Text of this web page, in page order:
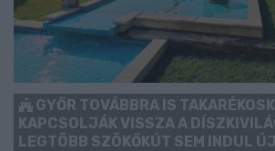
GYŐR TOVÁBBRA IS
KAPCSOLJÁK VISSZA A
LEGTÖBB SZÖKŐKÚT SEM INDUL